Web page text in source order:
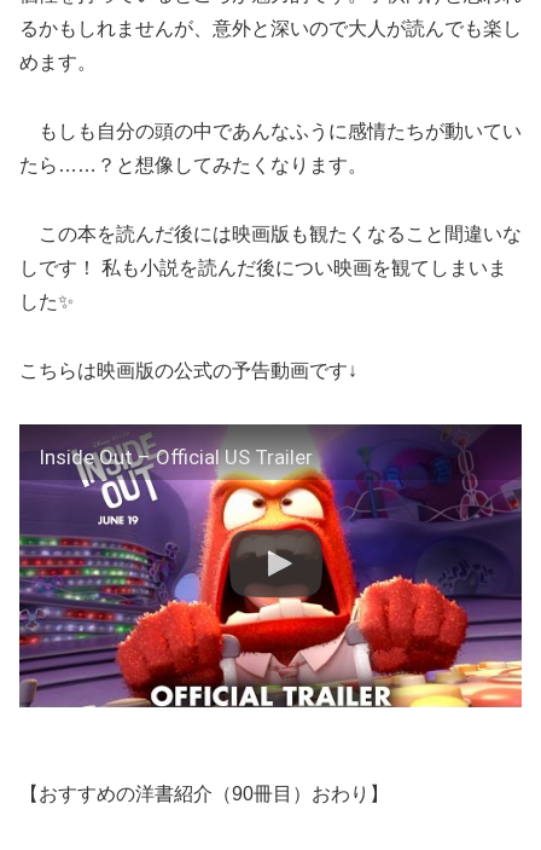
るかもしれませんが、意外と深いので大人が読んでも楽し
めます。
もしも自分の頭の中であんなふうに感情たちが動いてい
たら……？と想像してみたくなります。
この本を読んだ後には映画版も観たくなること間違いな
しです！ 私も小説を読んだ後につい映画を観てしまいま
した✨
こちらは映画版の公式の予告動画です↓
Inside Out – Official US Trailer
【おすすめの洋書紹介（90冊目）おわり】